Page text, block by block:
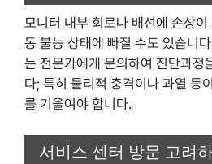
모니터 내부 회로나 배선에 손상
동 불능 상태에 빠질 수도 있습니
는 전문가에게 문의하여 진단과정
다; 특히 물리적 충격이나 과열 등
를 기울여야 합니다.
서비스 센터 방문 고려